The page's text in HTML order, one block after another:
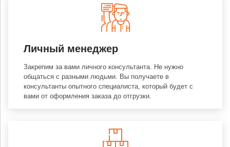
Личный менеджер
Закрепим за вами личного консультанта. Не нужно
общаться с разными людьми. Вы получаете в
консультанты опытного специалиста, который будет с
вами от оформления заказа до отгрузки.